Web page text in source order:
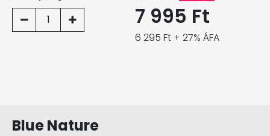
1 7 995 Ft
6 295 Ft + 27% ÁFA
Blue Nature